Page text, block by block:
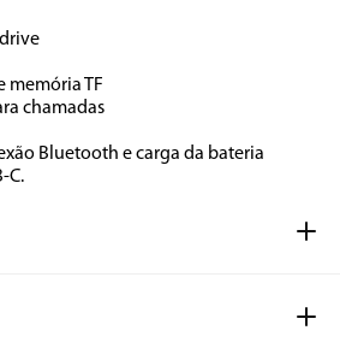
memória TF
chamadas
Bluetooth e carga da bateria
C.